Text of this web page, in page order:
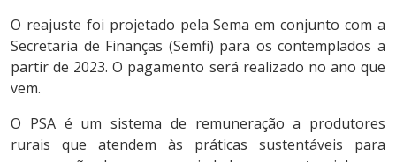
O reajuste foi projetado pela Sema em conjunto com a
Secretaria de Finanças (Semfi) para os contemplados a
partir de 2023. O pagamento será realizado no ano que
vem.
O PSA é um sistema de remuneração a produtores
rurais que atendem às práticas sustentáveis para